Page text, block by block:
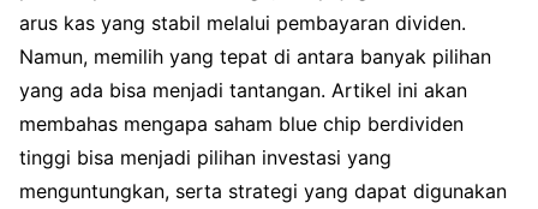
arus kas yang stabil melalui pembayaran dividen.
Namun, memilih yang tepat di antara banyak pilihan
yang ada bisa menjadi tantangan. Artikel ini akan
membahas mengapa saham blue chip berdividen
tinggi bisa menjadi pilihan investasi yang
menguntungkan, serta strategi yang dapat digunakan